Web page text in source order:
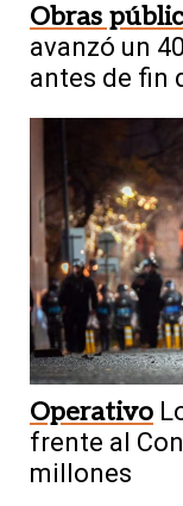
Obras
avanzó un
antes de fin
Operativo
frente al
millones